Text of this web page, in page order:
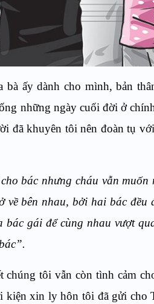
ấy dành cho mình, bản
những ngày cuối đời ở
đã khuyên tôi nên đoàn tụ
bác nhưng cháu vẫn muốn
bên nhau, bởi hai bác
bác gái để cùng nhau vượt
tôi vẫn còn tình cảm
xin ly hôn tôi đã gửi cho